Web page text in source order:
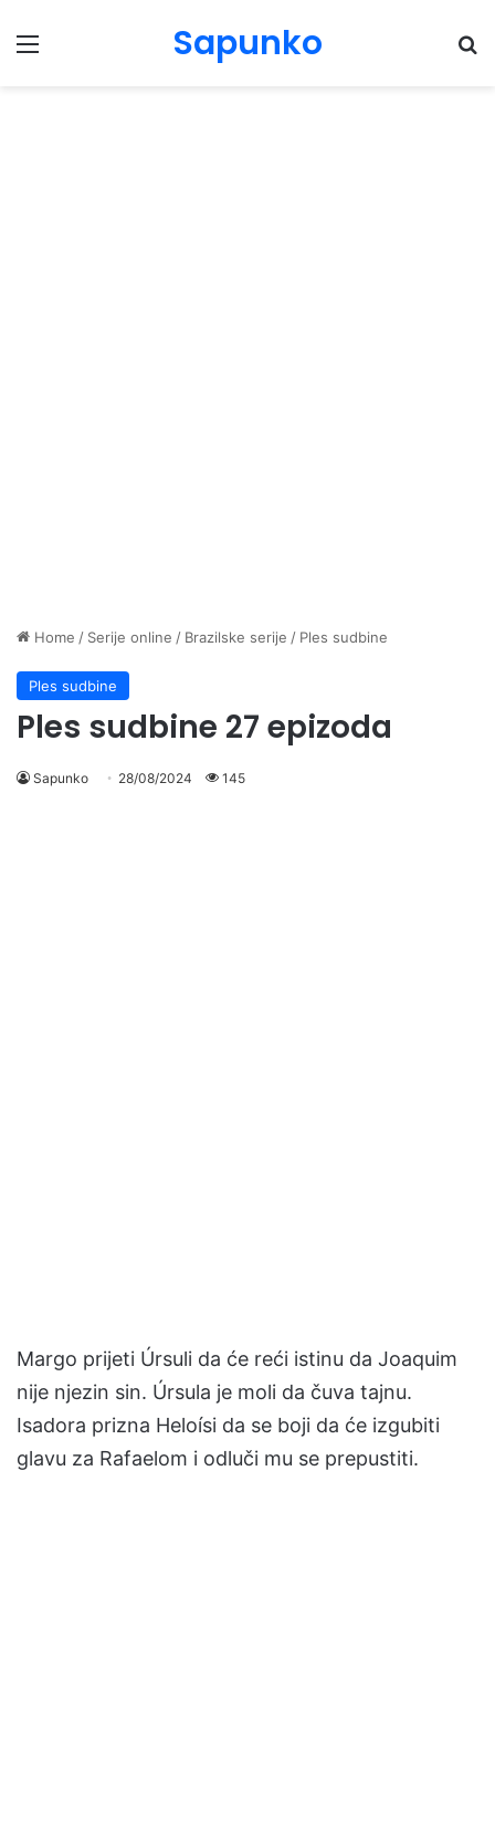
Menu Sapunko
Home / Serije online / Brazilske serije / Ples sudbine
Ples sudbine
Ples sudbine 27 epizoda
Sapunko 28/08/2024 145
Margo prijeti Úrsuli da će reći istinu da Joaquim
nije njezin sin. Úrsula je moli da čuva tajnu.
Isadora prizna Heloísi da se boji da će izgubiti
glavu za Rafaelom i odluči mu se prepustiti.